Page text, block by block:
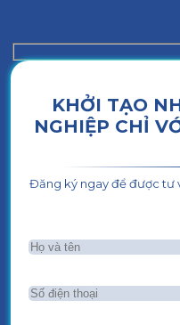
KHỞI TẠO
NGHIỆP CHỈ
Đăng ký ngay để được tư